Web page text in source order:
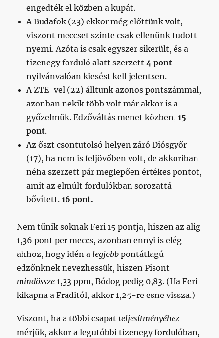
engedték el közben a kupát.
A Budafok (23) ekkor még előttünk volt,
viszont meccset szinte csak ellenünk tudott
nyerni. Azóta is csak egyszer sikerült, és a
tizenegy forduló alatt szerzett4 pont
nyilvánvalóan kiesést kell jelentsen.
A ZTE-vel (22) álltunk azonos pontszámmal,
azonban nekik több volt már akkor is a
győzelmük. Edzőváltás menet közben,15
pont.
Az őszt csontutolsó helyen záró Diósgyőr
(17), ha nem is feljövőben volt, de akkoriban
néha szerzett pár meglepően értékes pontot,
amit az elmúlt fordulókban sorozattá
bővített.16 pont.
Nem tűnik soknak Feri 15 pontja, hiszen az alig
1,36 pont per meccs, azonban ennyi is elég
ahhoz, hogy idén a legjobb pontátlagú
edzőnknek nevezhessük, hiszen Pisont
mindössze 1,33 ppm, Bódog pedig 0,83. (Ha Feri
kikapna a Fraditól, akkor 1,25-re esne vissza.)
Viszont, ha a többi csapat teljesítményéhez
mérjük, akkor a legutóbbi tizenegy fordulóban,